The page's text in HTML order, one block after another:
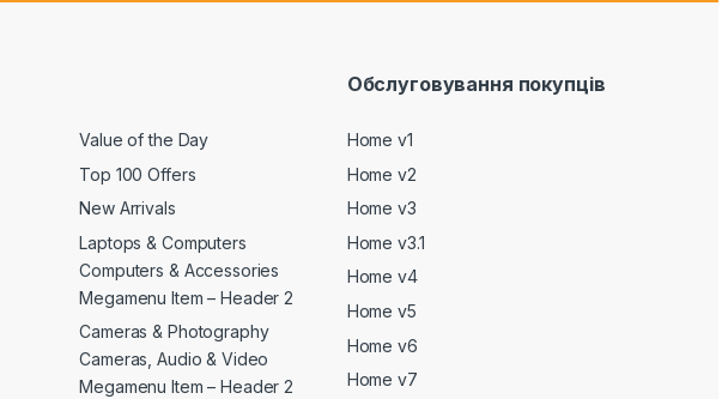
Value of the Day
Top 100 Offers
New Arrivals
Laptops & Computers
Computers & Accessories
Megamenu Item – Header 2
Cameras & Photography
Cameras, Audio & Video
Megamenu Item – Header 2
Обслуговування покупців
Home v1
Home v2
Home v3
Home v3.1
Home v4
Home v5
Home v6
Home v7